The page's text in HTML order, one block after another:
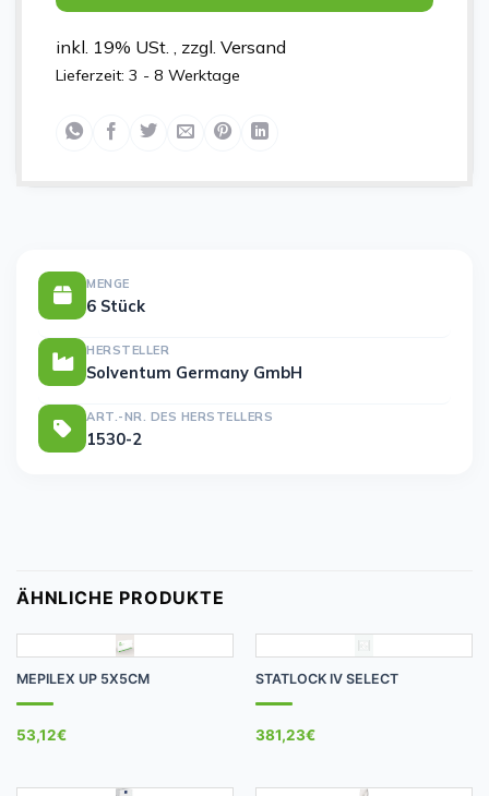
inkl. 19% USt. , zzgl. Versand
Lieferzeit: 3 - 8 Werktage
MENGE
6 Stück
HERSTELLER
Solventum Germany GmbH
ART.-NR. DES HERSTELLERS
1530-2
ÄHNLICHE PRODUKTE
MEPILEX UP 5X5CM
53,12€
STATLOCK IV SELECT
381,23€